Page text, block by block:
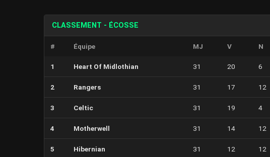
CLASSEMENT - ÉCOSSE
# Équipe MJ V N
1 Heart Of Midlothian 31 20 6
2 Rangers 31 17 12
3 Celtic 31 19 4
4 Motherwell 31 14 12
5 Hibernian 31 12 12